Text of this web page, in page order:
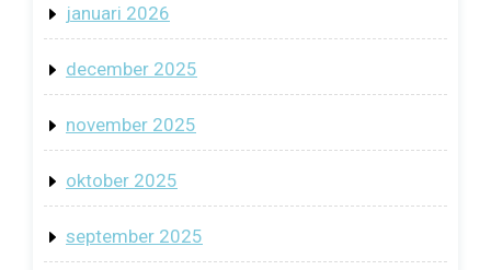
januari 2026
december 2025
november 2025
oktober 2025
september 2025